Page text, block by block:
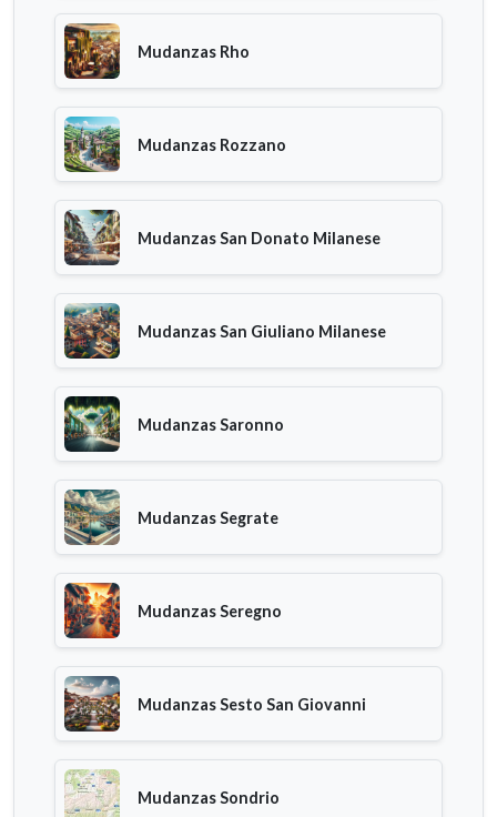
Mudanzas Rho
Mudanzas Rozzano
Mudanzas San Donato Milanese
Mudanzas San Giuliano Milanese
Mudanzas Saronno
Mudanzas Segrate
Mudanzas Seregno
Mudanzas Sesto San Giovanni
Mudanzas Sondrio